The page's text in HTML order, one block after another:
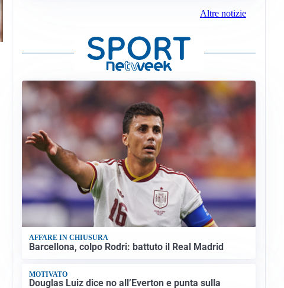
Altre notizie
AFFARE IN CHIUSURA
Barcellona, colpo Rodri: battuto il Real Madrid
MOTIVATO
Douglas Luiz dice no all’Everton e punta sulla